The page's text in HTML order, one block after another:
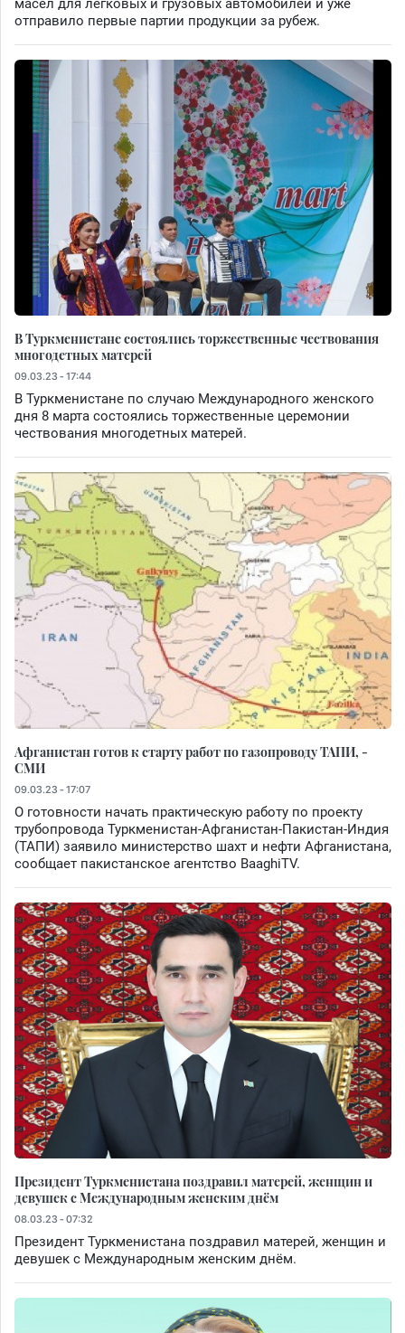
масел для легковых и грузовых автомобилей и уже
отправило первые партии продукции за рубеж.
В Туркменистане состоялись торжественные чествования
многодетных матерей
09.03.23 - 17:44
В Туркменистане по случаю Международного женского
дня 8 марта состоялись торжественные церемонии
чествования многодетных матерей.
Афганистан готов к старту работ по газопроводу ТАПИ, -
СМИ
09.03.23 - 17:07
О готовности начать практическую работу по проекту
трубопровода Туркменистан-Афганистан-Пакистан-Индия
(ТАПИ) заявило министерство шахт и нефти Афганистана,
сообщает пакистанское агентство BaaghiTV.
Президент Туркменистана поздравил матерей, женщин и
девушек с Международным женским днём
08.03.23 - 07:32
Президент Туркменистана поздравил матерей, женщин и
девушек с Международным женским днём.